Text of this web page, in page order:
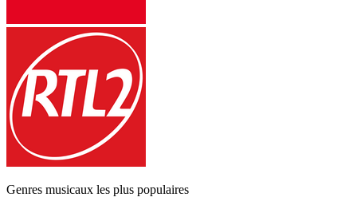
Genres musicaux les plus populaires